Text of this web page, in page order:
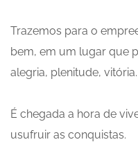
Trazemos para o
bem, em um lugar que
alegria, plenitude, vitória.
É chegada a hora de
usufruir as conquistas.